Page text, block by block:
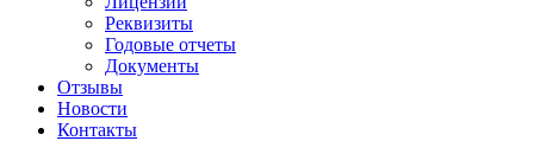
Реквизиты
Годовые отчеты
Документы
Отзывы
Новости
Контакты